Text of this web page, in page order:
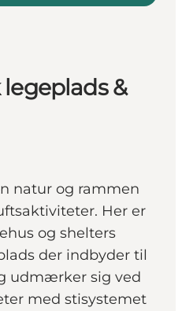
&
natur og rammen
Her er
og shelters
der indbyder til
udmærker sig ved
med stisystemet